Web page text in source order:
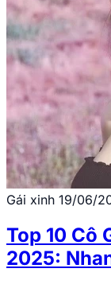
Gái xinh 19/06/
Top 10 Cô
2025: